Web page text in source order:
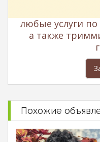
любые услуги по
а также
Похожие